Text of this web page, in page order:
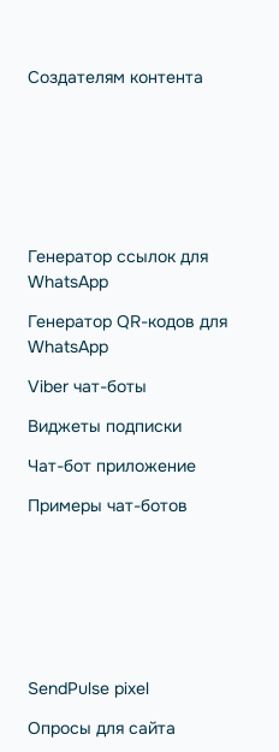
Создателям контента
Генератор ссылок для
WhatsApp
Генератор QR-кодов для
WhatsApp
Viber чат-боты
Виджеты подписки
Чат-бот приложение
Примеры чат-ботов
SendPulse pixel
Опросы для сайта